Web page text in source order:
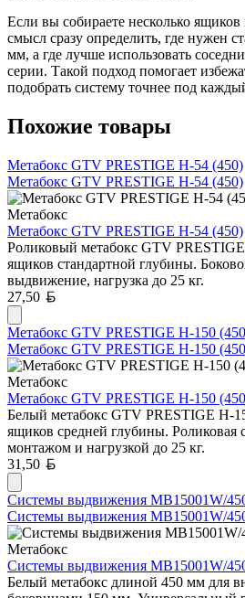
Если вы собираете несколько
смысл сразу определить, где нужен
мм, а где лучше использовать
серии. Такой подход помогает
подобрать систему точнее под
Похожие товары
Метабокс GTV PRESTIGE H-54 (450)
Метабокс GTV PRESTIGE H-54 (450)
Метабокс
Метабокс GTV PRESTIGE H-54 (450)
Роликовый метабокс GTV
ящиков стандартной глубины.
выдвижение, нагрузка до 25 кг.
27,50
Метабокс GTV PRESTIGE H-150
Метабокс GTV PRESTIGE H-150
Метабокс
Метабокс GTV PRESTIGE H-150
Белый метабокс GTV PRESTIGE H-
ящиков средней глубины. Роликовая
монтажом и нагрузкой до 25 кг.
31,50
Системы выдвижения MB15001W/
Системы выдвижения MB15001W/
Метабокс
Системы выдвижения MB15001W/
Белый метабокс длиной 450 мм для